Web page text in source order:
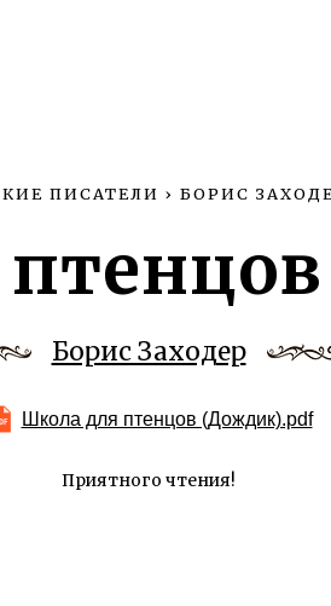
ПИСАТЕЛИ › БОРИС
Борис Заходер
Школа для птенцов (Дождик).pdf
Приятного чтения!